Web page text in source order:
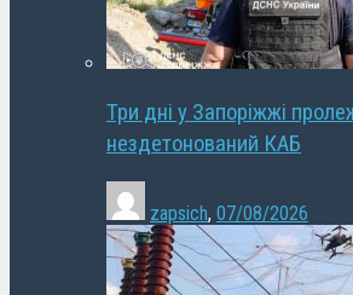
Три дні у Запоріжжі
нездетонований КАБ
zapsich, 07/08/2026